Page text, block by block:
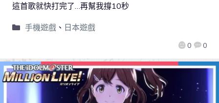
0 0
這首歌就快打完了…再幫我撐10秒
手機遊戲、 日本遊戲